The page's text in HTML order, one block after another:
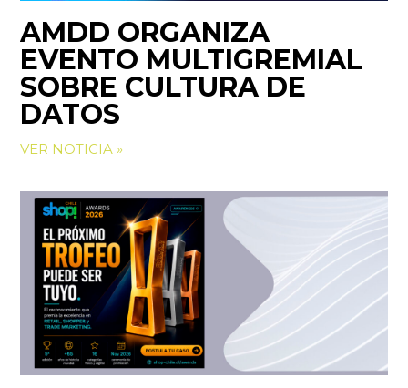
AMDD ORGANIZA
EVENTO MULTIGREMIAL
SOBRE CULTURA DE
DATOS
VER NOTICIA »